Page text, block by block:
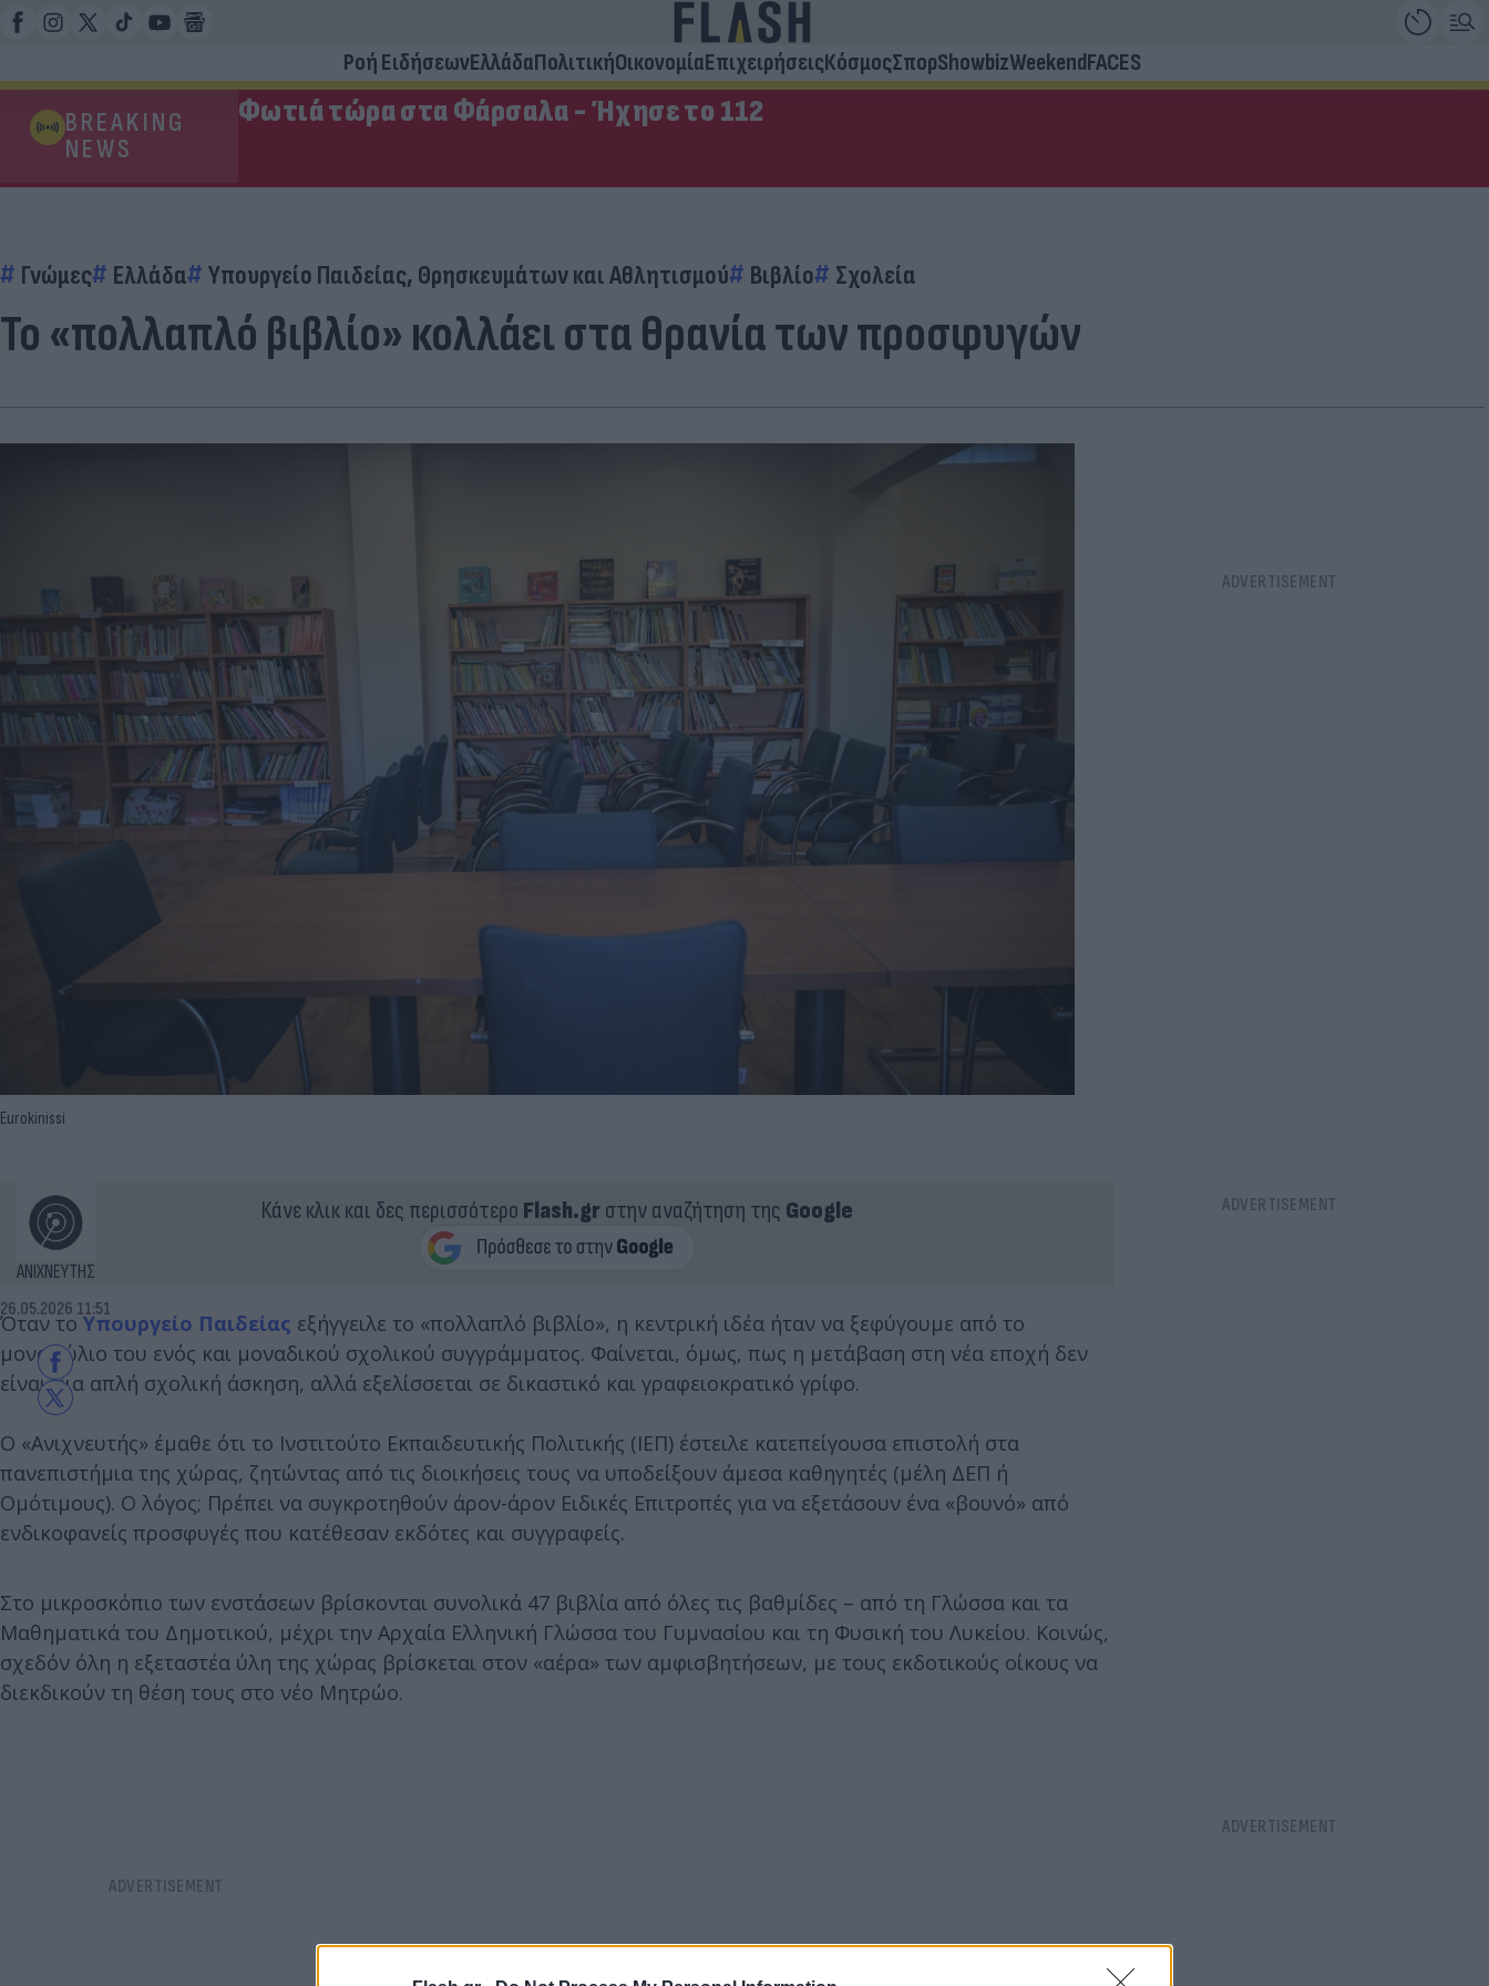
Ροή ΕιδήσεωνΕλλάδαΠολιτικήΟικονομίαΕπιχειρήσειςΚόσμοςΣπορShowbizWeekendFACES
BREAKING
NEWS
Φωτιά τώρα στα Φάρσαλα - Ήχησε το 112
Γνώμες Ελλάδα Υπουργείο Παιδείας, Θρησκευμάτων και Αθλητισμού Βιβλίο Σχολεία
Το «πολλαπλό βιβλίο» κολλάει στα θρανία των προσφυγών
Eurokinissi
ΑΝΙΧΝΕΥΤΗΣ
26.05.2026 11:51
Κάνε κλικ και δες περισσότερο Flash.grστην αναζήτηση της Google
Όταν τοΥπουργείο Παιδείας εξήγγειλε το «πολλαπλό βιβλίο», η κεντρική ιδέα ήταν να ξεφύγουμε από το
μονοπώλιο του ενός και μοναδικού σχολικού συγγράμματος. Φαίνεται, όμως, πως η μετάβαση στη νέα εποχή δεν
είναι μια απλή σχολική άσκηση, αλλά εξελίσσεται σε δικαστικό και γραφειοκρατικό γρίφο.
Ο «Ανιχνευτής» έμαθε ότι το Ινστιτούτο Εκπαιδευτικής Πολιτικής (ΙΕΠ) έστειλε κατεπείγουσα επιστολή στα
πανεπιστήμια της χώρας, ζητώντας από τις διοικήσεις τους να υποδείξουν άμεσα καθηγητές (μέλη ΔΕΠ ή
Ομότιμους). Ο λόγος; Πρέπει να συγκροτηθούν άρον-άρον Ειδικές Επιτροπές για να εξετάσουν ένα «βουνό» από
ενδικοφανείς προσφυγές που κατέθεσαν εκδότες και συγγραφείς.
Στο μικροσκόπιο των ενστάσεων βρίσκονται συνολικά 47 βιβλία από όλες τις βαθμίδες – από τη Γλώσσα και τα
Μαθηματικά του Δημοτικού, μέχρι την Αρχαία Ελληνική Γλώσσα του Γυμνασίου και τη Φυσική του Λυκείου. Κοινώς,
σχεδόν όλη η εξεταστέα ύλη της χώρας βρίσκεται στον «αέρα» των αμφισβητήσεων, με τους εκδοτικούς οίκους να
διεκδικούν τη θέση τους στο νέο Μητρώο.